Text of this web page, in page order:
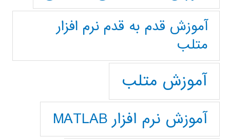
آموزش قدم به قدم نرم افزار
متلب
آموزش متلب
آموزش نرم افزار MATLAB